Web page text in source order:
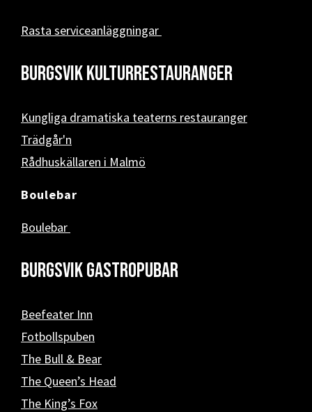
Rasta serviceanläggningar
Burgsvik kulturrestauranger
Kungliga dramatiska teaterns restauranger
Trädgår'n
Rådhuskällaren i Malmö
Boulebar
Boulebar
Burgsvik Gastropubar
Beefeater Inn
Fotbollspuben
The Bull & Bear
The Queen’s Head
The King’s Fox